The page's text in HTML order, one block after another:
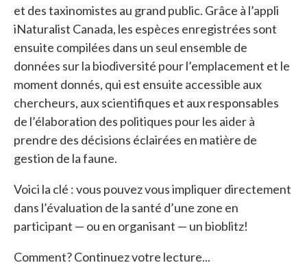
et des taxinomistes au grand public. Grâce à l’appli
iNaturalist Canada, les espèces enregistrées sont
ensuite compilées dans un seul ensemble de
données sur la biodiversité pour l’emplacement et le
moment donnés, qui est ensuite accessible aux
chercheurs, aux scientifiques et aux responsables
de l’élaboration des politiques pour les aider à
prendre des décisions éclairées en matière de
gestion de la faune.
Voici la clé : vous pouvez vous impliquer directement
dans l’évaluation de la santé d’une zone en
participant — ou en organisant — un bioblitz!
Comment? Continuez votre lecture...